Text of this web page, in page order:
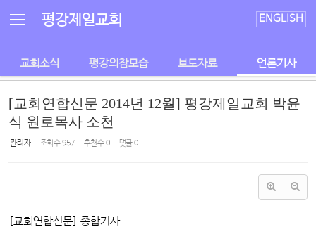
평강제일교회 ENGLISH
교회소식 평강의참모습 보도자료 언론기사
[교회연합신문 2014년 12월] 평강제일교회 박윤
식 원로목사 소천
관리자 조회 수957 추천 수0 댓글0
[교회연합신문] 종합기사